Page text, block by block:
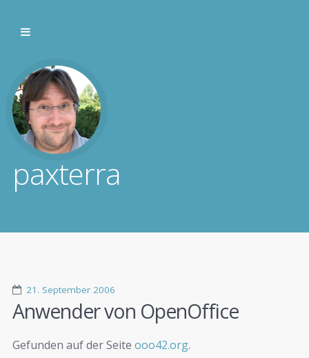
paxterra
21. September 2006
Anwender von OpenOffice
Gefunden auf der Seite ooo42.org.